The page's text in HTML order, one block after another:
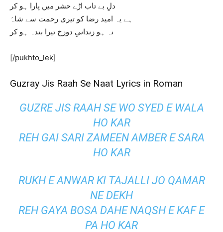
دلِ بے تاب اڑے حشر میں پارا ہو کر
ہے یہ امید رضا کو تیری رحمت سے شاہَ
نہ ہو زندانیِ دوزخ تیرا بندہ ہو کر
[/pukhto_lek]
Guzray Jis Raah Se Naat Lyrics in Roman
GUZRE JIS RAAH SE WO SYED E WALA
HO KAR
REH GAI SARI ZAMEEN AMBER E SARA
HO KAR
RUKH E ANWAR KI TAJALLI JO QAMAR
NE DEKH
REH GAYA BOSA DAHE NAQSH E KAF E
PA HO KAR